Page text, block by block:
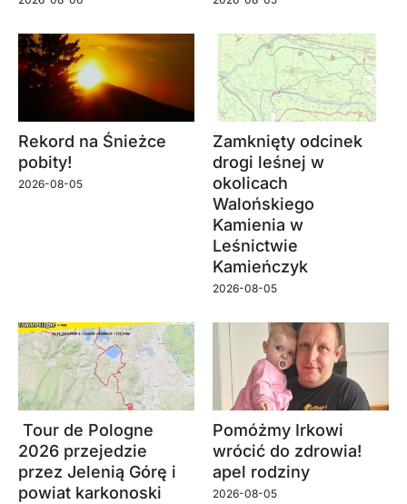
Rekord na Śnieżce
pobity!
2026-08-05
Zamknięty odcinek
drogi leśnej w
okolicach
Walońskiego
Kamienia w
Leśnictwie
Kamieńczyk
2026-08-05
Tour de Pologne
2026 przejedzie
przez Jelenią Górę i
powiat karkonoski
Pomóżmy Irkowi
wrócić do zdrowia!
apel rodziny
2026-08-05